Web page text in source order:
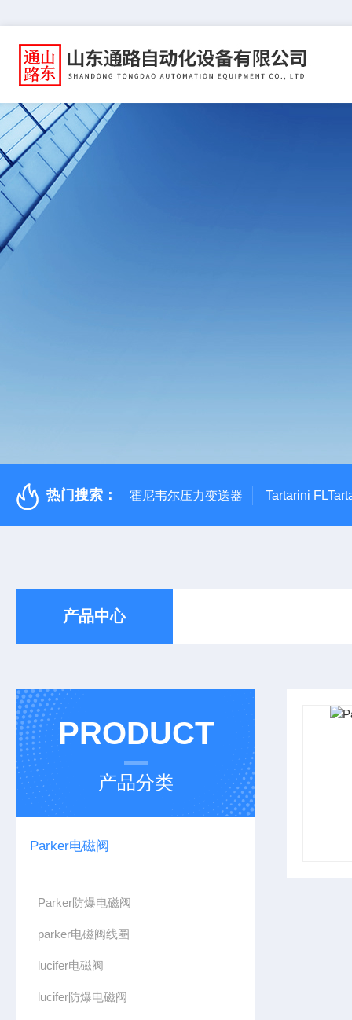
热门搜索： 霍尼韦尔压力变送器 Tartarini
产品中心
PRODUCT
产品分类
Parker电磁阀
Parker防爆电磁阀
parker电磁阀线圈
lucifer电磁阀
lucifer防爆电磁阀